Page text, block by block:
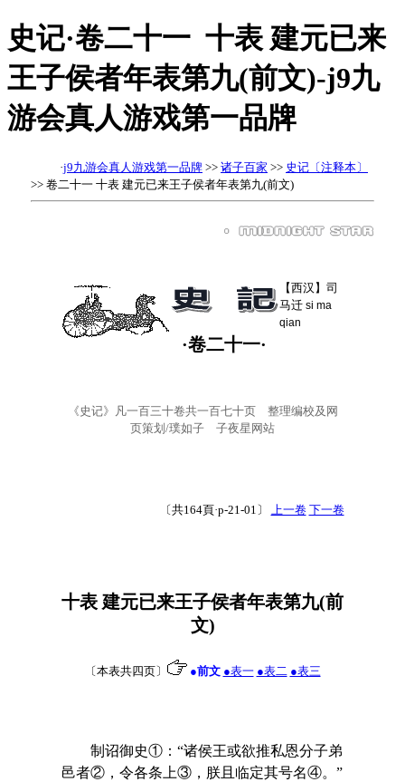
史记·卷二十一 十表 建元已来
王子侯者年表第九(前文)-j9九
游会真人游戏第一品牌
·j9九游会真人游戏第一品牌 >> 诸子百家 >> 史记〔注释本〕
>> 卷二十一 十表 建元已来王子侯者年表第九(前文)
·卷二十一·
【西汉】司
马迁 si ma
qian
《史记》凡一百三十卷共一百七十页 整理编校及网
页策划/璞如子 子夜星网站
〔共164頁·p-21-01〕 上一卷 下一卷
十表 建元已来王子侯者年表第九(前
文)
〔本表共四页〕 ●前文 ●表一 ●表二 ●表三
制诏御史①：“诸侯王或欲推私恩分子弟
邑者②，令各条上③，朕且临定其号名④。”